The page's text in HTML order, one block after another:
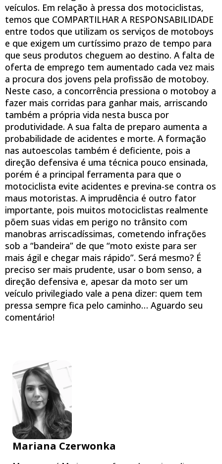
veículos. Em relação à pressa dos motociclistas,
temos que COMPARTILHAR A RESPONSABILIDADE
entre todos que utilizam os serviços de motoboys
e que exigem um curtíssimo prazo de tempo para
que seus produtos cheguem ao destino. A falta de
oferta de emprego tem aumentado cada vez mais
a procura dos jovens pela profissão de motoboy.
Neste caso, a concorrência pressiona o motoboy a
fazer mais corridas para ganhar mais, arriscando
também a própria vida nesta busca por
produtividade. A sua falta de preparo aumenta a
probabilidade de acidentes e morte. A formação
nas autoescolas também é deficiente, pois a
direção defensiva é uma técnica pouco ensinada,
porém é a principal ferramenta para que o
motociclista evite acidentes e previna-se contra os
maus motoristas. A imprudência é outro fator
importante, pois muitos motociclistas realmente
põem suas vidas em perigo no trânsito com
manobras arriscadíssimas, cometendo infrações
sob a “bandeira” de que “moto existe para ser
mais ágil e chegar mais rápido”. Será mesmo? É
preciso ser mais prudente, usar o bom senso, a
direção defensiva e, apesar da moto ser um
veículo privilegiado vale a pena dizer: quem tem
pressa sempre fica pelo caminho… Aguardo seu
comentário!
Mariana Czerwonka